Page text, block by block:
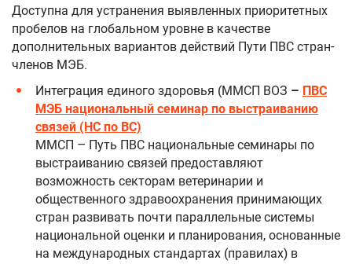
Доступна для устранения выявленных приоритетных
пробелов на глобальном уровне в качестве
дополнительных вариантов действий Пути ПВС стран-
членов МЭБ.
Интеграция единого здоровья (ММСП ВОЗ – ПВС
МЭБ национальный семинар по выстраиванию
связей (НС по ВС)
ММСП – Путь ПВС национальные семинары по
выстраиванию связей предоставляют
возможность секторам ветеринарии и
общественного здравоохранения принимающих
стран развивать почти параллельные системы
национальной оценки и планирования, основанные
на международных стандартах (правилах) в